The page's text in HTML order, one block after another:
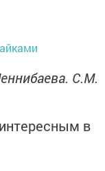
С.М.
в